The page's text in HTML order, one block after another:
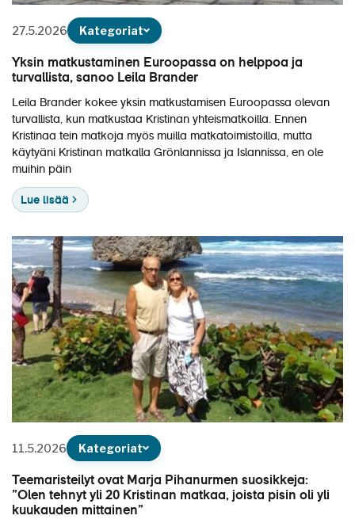
27.5.2026 Kategoriat
Yksin matkustaminen Euroopassa on helppoa ja
turvallista, sanoo Leila Brander
Leila Brander kokee yksin matkustamisen Euroopassa olevan
turvallista, kun matkustaa Kristinan yhteismatkoilla. Ennen
Kristinaa tein matkoja myös muilla matkatoimistoilla, mutta
käytyäni Kristinan matkalla Grönlannissa ja Islannissa, en ole
muihin päin
Lue lisää
11.5.2026 Kategoriat
Teemaristeilyt ovat Marja Pihanurmen suosikkeja:
”Olen tehnyt yli 20 Kristinan matkaa, joista pisin oli yli
kuukauden mittainen”